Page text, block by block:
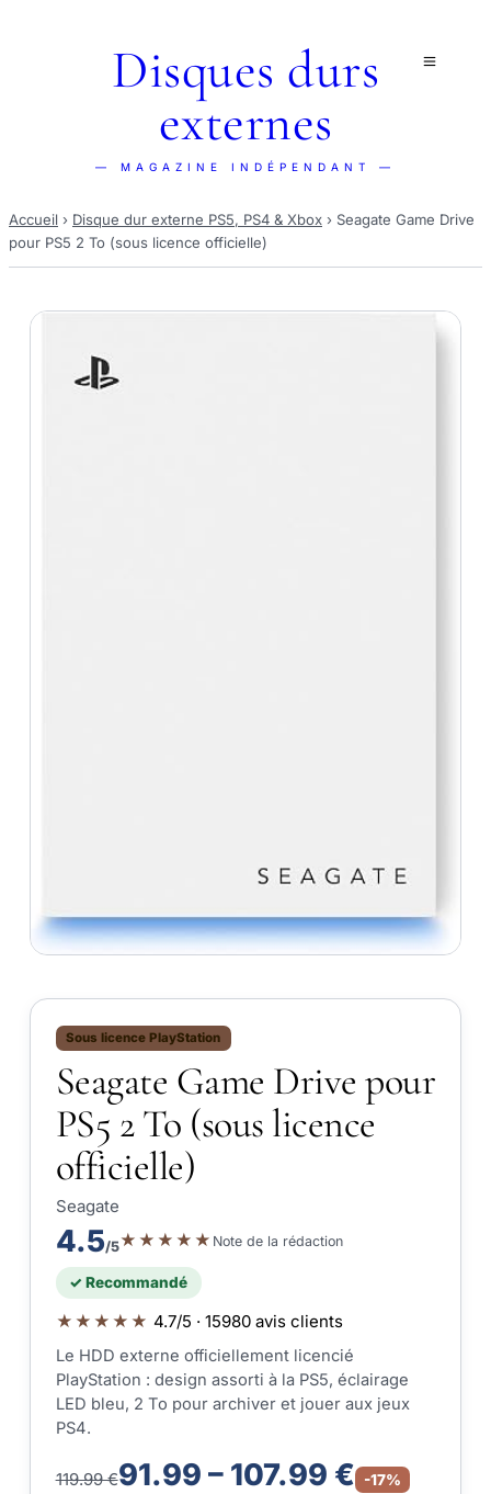
Disques durs
externes
— MAGAZINE INDÉPENDANT —
Accueil › Disque dur externe PS5, PS4 & Xbox › Seagate Game Drive
pour PS5 2 To (sous licence officielle)
Sous licence PlayStation
Seagate Game Drive pour
PS5 2 To (sous licence
officielle)
Seagate
4.5/5★★★★★ Note de la rédaction
✓ Recommandé
★★★★★ 4.7/5 · 15980 avis clients
Le HDD externe officiellement licencié
PlayStation : design assorti à la PS5, éclairage
LED bleu, 2 To pour archiver et jouer aux jeux
PS4.
119.99 €91.99 – 107.99 € -17%